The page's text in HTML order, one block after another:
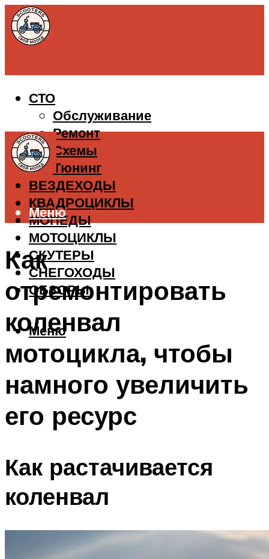
СТО
Обслуживание
Ремонт
Схемы
Тюнинг
ВЕЗДЕХОДЫ
КВАДРОЦИКЛЫ
МОПЕДЫ
МОТОЦИКЛЫ
СКУТЕРЫ
СНЕГОХОДЫ
ОБЗОРЫ
Меню
Меню
Как
отремонтировать
коленвал
мотоцикла, чтобы
намного увеличить
его ресурс
Как растачивается
коленвал